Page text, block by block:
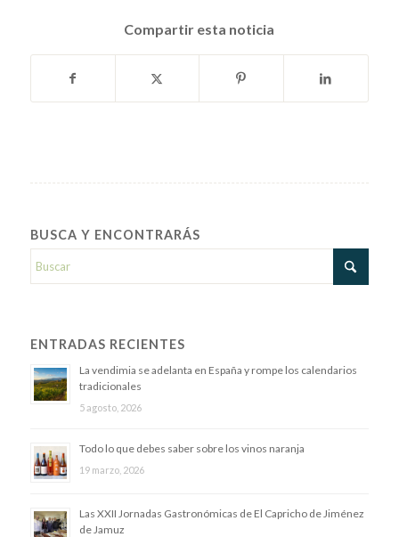
Compartir esta noticia
BUSCA Y ENCONTRARÁS
ENTRADAS RECIENTES
La vendimia se adelanta en España y rompe los calendarios
tradicionales
5 agosto, 2026
Todo lo que debes saber sobre los vinos naranja
19 marzo, 2026
Las XXII Jornadas Gastronómicas de El Capricho de Jiménez
de Jamuz